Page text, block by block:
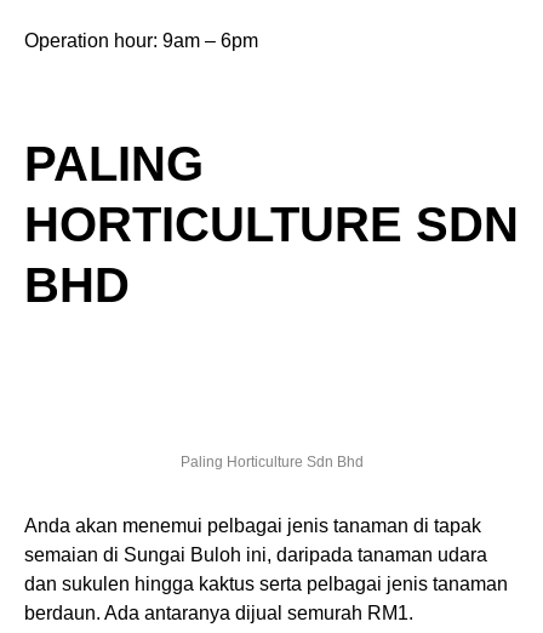
Operation hour: 9am – 6pm
PALING
HORTICULTURE SDN
BHD
Paling Horticulture Sdn Bhd
Anda akan menemui pelbagai jenis tanaman di tapak
semaian di Sungai Buloh ini, daripada tanaman udara
dan sukulen hingga kaktus serta pelbagai jenis tanaman
berdaun. Ada antaranya dijual semurah RM1.